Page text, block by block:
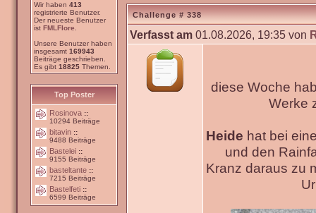
Wir haben 413
registrierte Benutzer.
Der neueste Benutzer
ist FMLFlore
Unsere Benutzer haben
insgesamt 169943
Beiträge geschrieben.
Es gibt 18825 Themen.
Top Poster
Rosinova ::
10294 Beiträge
bitavin ::
9488 Beiträge
Bastelei ::
9155 Beiträge
basteltante ::
7215 Beiträge
Bastelfeti ::
6599 Beiträge
Challenge # 338
Verfasst am 01.08.2026, 19:35 von
diese Woche
Werke
Heide hat bei
und den
Kranz daraus zu